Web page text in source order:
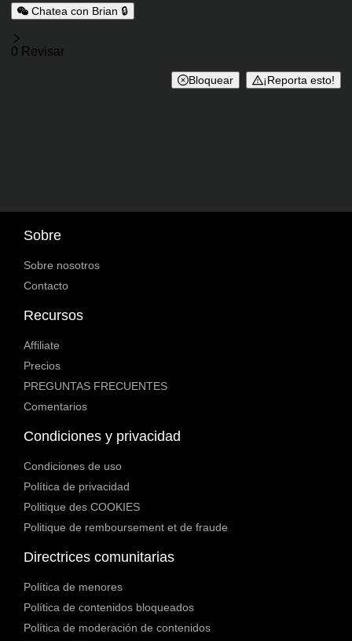
Chatea con Brian 🔒
Opiniones
0 Revisar
Bloquear ¡Reporta esto!
Sobre
Sobre nosotros
Contacto
Recursos
Affiliate
Precios
PREGUNTAS FRECUENTES
Comentarios
Condiciones y privacidad
Condiciones de uso
Política de privacidad
Politique des COOKIES
Politique de remboursement et de fraude
Directrices comunitarias
Política de menores
Política de contenidos bloqueados
Política de moderación de contenidos